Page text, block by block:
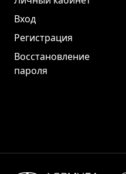
Вход
Регистрация
Восстановление
пароля